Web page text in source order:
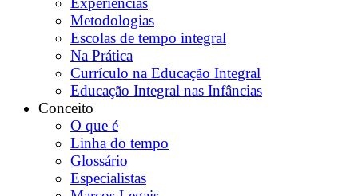
Metodologias
Escolas de tempo integral
Na Prática
Currículo na Educação Integral
Educação Integral nas Infâncias
Conceito
O que é
Linha do tempo
Glossário
Especialistas